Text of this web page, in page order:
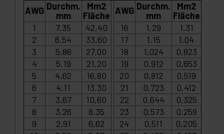
AWG Durchm.
mm
Mm2
Fläche AWG Durchm.
mm
Mm2
Fläche
1
7.35 42,40 16 1,29
1,31
2
6.54 33,60 17 1.15
1.04
3
5,86 27.00 18 1,024
0,823
4
5.19 21,20 19 0,912
0,653
5
4,62 16,80 20 0,812
0,519
6
4.11 13.30 21 0,723
0,412
7
3,67 10,60 22 0,644
0,325
8
3.26 8.35 23 0,573
0,259
9
2,91 6,62 24 0,511
0,205